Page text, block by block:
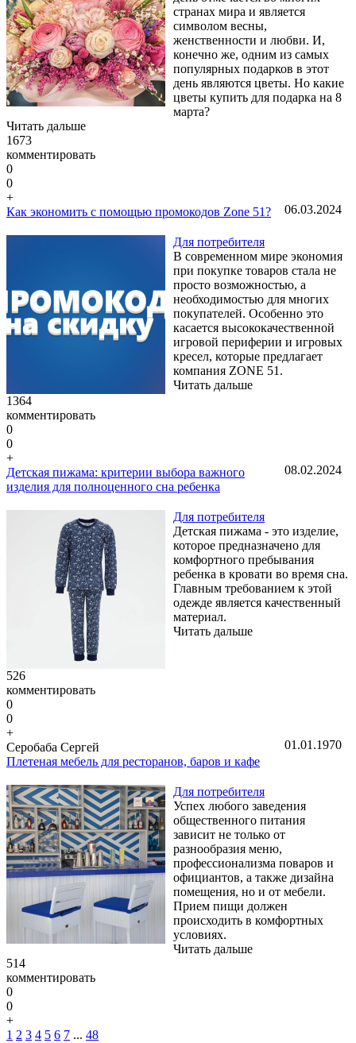
странах мира и является
символом весны,
женственности и любви. И,
конечно же, одним из самых
популярных подарков в этот
день являются цветы. Но какие
цветы купить для подарка на 8
марта?
Читать дальше
1673
комментировать
0
0
+
06.03.2024
Как экономить с помощью промокодов Zone 51?
Для потребителя
В современном мире экономия
при покупке товаров стала не
просто возможностью, а
необходимостью для многих
покупателей. Особенно это
касается высококачественной
игровой периферии и игровых
кресел, которые предлагает
компания ZONE 51.
Читать дальше
1364
комментировать
0
0
+
08.02.2024
Детская пижама: критерии выбора важного
изделия для полноценного сна ребенка
Для потребителя
Детская пижама - это изделие,
которое предназначено для
комфортного пребывания
ребенка в кровати во время сна.
Главным требованием к этой
одежде является качественный
материал.
Читать дальше
526
комментировать
0
0
+
01.01.1970
Серобаба Сергей
Плетеная мебель для ресторанов, баров и кафе
Для потребителя
Успех любого заведения
общественного питания
зависит не только от
разнообразия меню,
профессионализма поваров и
официантов, а также дизайна
помещения, но и от мебели.
Прием пищи должен
происходить в комфортных
условиях.
Читать дальше
514
комментировать
0
0
+
1 2 3 4 5 6 7 ... 48